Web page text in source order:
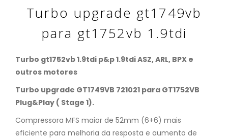
Turbo upgrade gt1749vb
para gt1752vb 1.9tdi
Turbo gt1752vb 1.9tdi p&p 1.9tdi ASZ, ARL, BPX e
outros motores
Turbo upgrade GT1749VB 721021 para GT1752VB
Plug&Play ( Stage 1).
Compressora MFS maior de 52mm (6+6) mais
eficiente para melhoria da resposta e aumento de